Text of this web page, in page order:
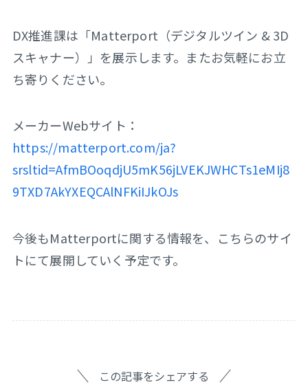
DX推進課は「Matterport（デジタルツイン & 3D
スキャナー）」を展示します。またお気軽にお立
ち寄りください。
メーカーWebサイト：
https://matterport.com/ja?
srsltid=AfmBOoqdjU5mK56jLVEKJWHCTs1eMIj8
9TXD7AkYXEQCAlNFKiIJkOJs
今後もMatterportに関する情報を、こちらのサイ
トにて展開していく予定です。
この記事をシェアする